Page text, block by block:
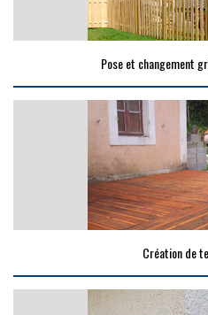
Pose et changement
Création de